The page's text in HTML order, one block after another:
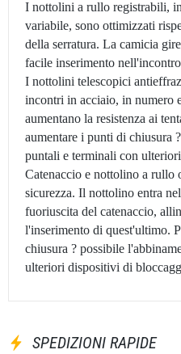
I nottolini a rullo registrabili,
variabile, sono ottimizzati
della serratura. La camicia
facile inserimento
I nottolini telescopici
incontri in acciaio, in numero
aumentano la resistenza ai
aumentare i punti di chiusura
puntali e terminali con
Catenaccio e nottolino a
sicurezza. Il nottolino entra
fuoriuscita del catenaccio,
l'inserimento di quest'ultimo.
chiusura ? possibile
ulteriori dispositivi di
SPEDIZIONI RAPIDE